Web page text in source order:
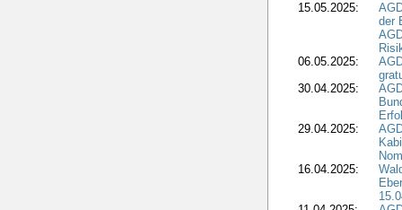
15.05.2025:
der
06.05.2025:
30.04.2025:
29.04.2025:
16.04.2025: